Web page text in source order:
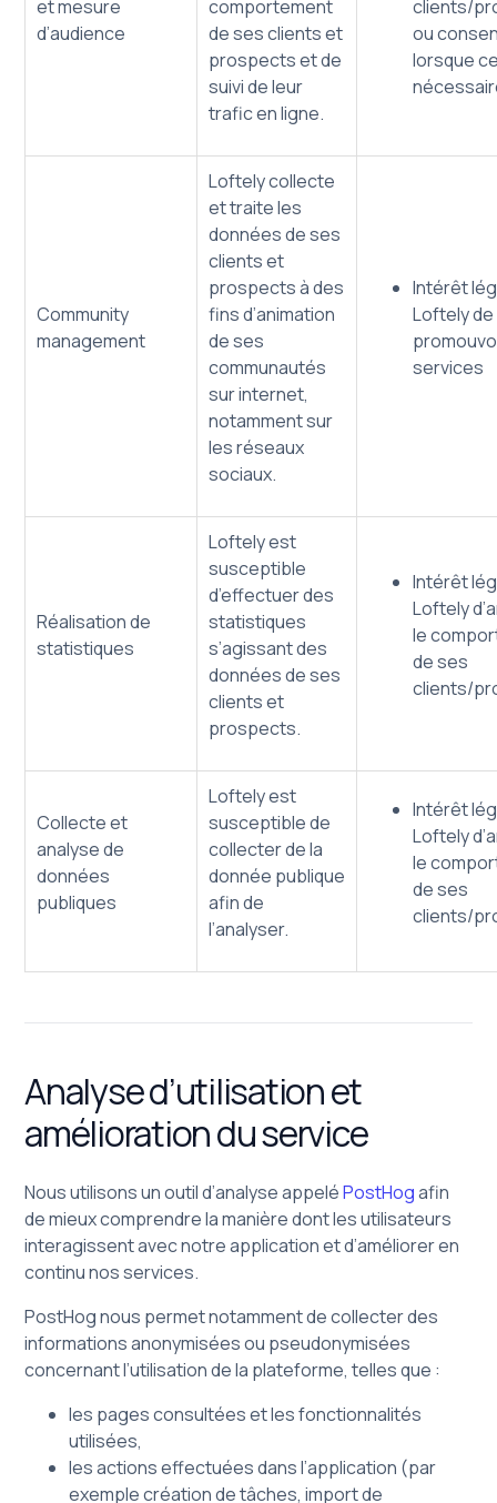
et mesure
d’audience
comportement
de ses clients et
prospects et de
suivi de leur
trafic en ligne.
clients/
ou
lorsque
Community
management
Loftely collecte
et traite les
données de ses
clients et
prospects à des
fins d’animation
de ses
communautés
sur internet,
notamment sur
les réseaux
sociaux.
Intérêt
Loftely de
services
Réalisation de
statistiques
Loftely est
susceptible
d’effectuer des
statistiques
s’agissant des
données de ses
clients et
prospects.
Intérêt
Loftely
le
de ses
clients/
Collecte et
analyse de
données
publiques
Loftely est
susceptible de
collecter de la
donnée publique
afin de
l’analyser.
Intérêt
Loftely
le
de ses
clients/
Analyse d’utilisation et
amélioration du service
Nous utilisons un outil d’analyse appeléPostHogafin
de mieux comprendre la manière dont les utilisateurs
interagissent avec notre application et d’améliorer en
continu nos services.
PostHog nous permet notamment de collecter des
informations anonymisées ou pseudonymisées
concernant l’utilisation de la plateforme, telles que :
les pages consultées et les fonctionnalités
utilisées,
les actions effectuées dans l’application (par
exemple création de tâches, import de